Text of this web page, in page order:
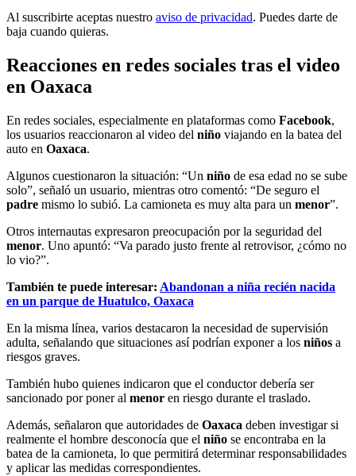
Al suscribirte aceptas nuestro aviso de privacidad. Puedes darte de
baja cuando quieras.
Reacciones en redes sociales tras el video
en Oaxaca
En redes sociales, especialmente en plataformas como Facebook,
los usuarios reaccionaron al video del niño viajando en la batea del
auto en Oaxaca.
Algunos cuestionaron la situación: “Un niño de esa edad no se sube
solo”, señaló un usuario, mientras otro comentó: “De seguro el
padre mismo lo subió. La camioneta es muy alta para un menor”.
Otros internautas expresaron preocupación por la seguridad del
menor. Uno apuntó: “Va parado justo frente al retrovisor, ¿cómo no
lo vio?”.
También te puede interesar: Abandonan a niña recién nacida
en un parque de Huatulco, Oaxaca
En la misma línea, varios destacaron la necesidad de supervisión
adulta, señalando que situaciones así podrían exponer a los niños a
riesgos graves.
También hubo quienes indicaron que el conductor debería ser
sancionado por poner al menor en riesgo durante el traslado.
Además, señalaron que autoridades de Oaxaca deben investigar si
realmente el hombre desconocía que el niño se encontraba en la
batea de la camioneta, lo que permitirá determinar responsabilidades
y aplicar las medidas correspondientes.